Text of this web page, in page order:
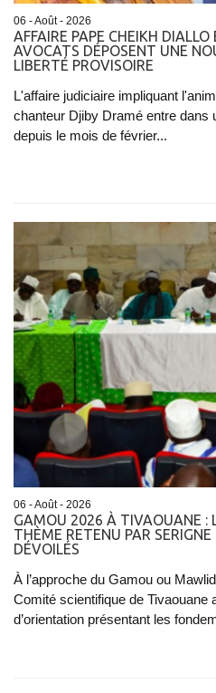
06 - Août - 2026
AFFAIRE PAPE CHEIKH
AVOCATS DÉPOSENT UNE
LIBERTÉ PROVISOIRE
L'affaire judiciaire impliquant
chanteur Djiby Dramé entre dans
depuis le mois de février...
06 - Août - 2026
GAMOU 2026 À TIVAOUANE :
THÈME RETENU PAR
DÉVOILÉS
À l’approche du Gamou ou
Comité scientifique de Tivaouane
d’orientation présentant les